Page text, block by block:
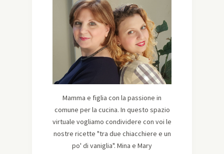
Mamma e figlia con la passione in
comune per la cucina. In questo spazio
virtuale vogliamo condividere con voi le
nostre ricette "tra due chiacchiere e un
po' di vaniglia". Mina e Mary